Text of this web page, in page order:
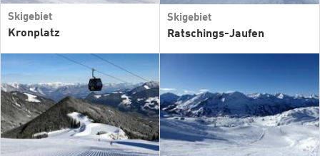
Skigebiet
Kronplatz
Skigebiet
Ratschings-Jaufen